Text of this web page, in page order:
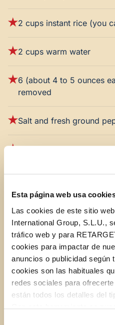
Esta página web usa
Las cookies de este sitio
International Group, S.L.U.,
tráfico web y para
cookies para impactar de
anuncios o publicidad según
cookies son las habituales
redes sociales para
están todos los detalles del
2 cups instant rice (you
2 cups warm water
6 (about 4 to 5 ounces
removed
Salt and fresh ground
2 garlic cloves, minced
6 sprigs fresh thyme
INSTRUCTIONS